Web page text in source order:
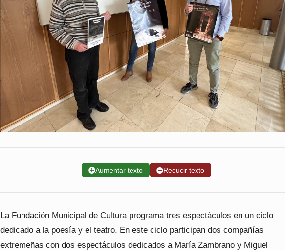
➕Aumentar texto ➖Reducir texto
La Fundación Municipal de Cultura programa tres espectáculos en un ciclo
dedicado a la poesía y el teatro. En este ciclo participan dos compañías
extremeñas con dos espectáculos dedicados a María Zambrano y Miguel